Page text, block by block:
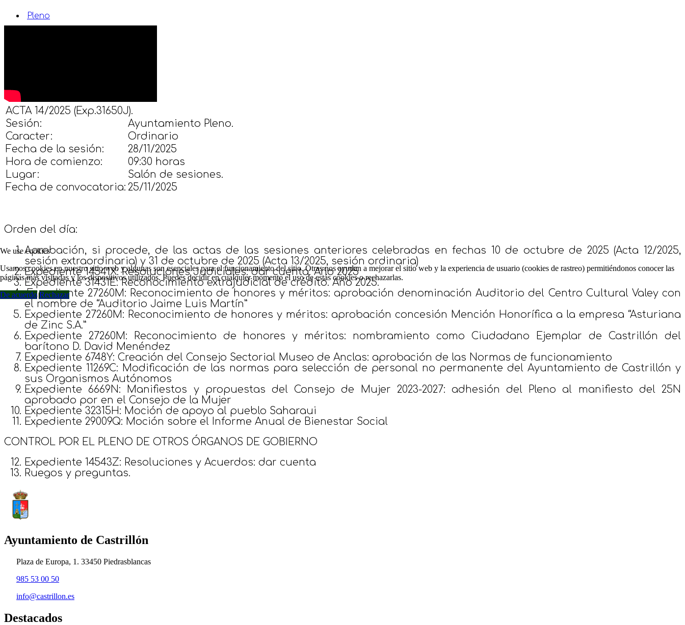
Pleno
ACTA 14/2025 (Exp.31650J).
Sesión:
Ayuntamiento Pleno.
Caracter:
Ordinario
Fecha de la sesión:
28/11/2025
Hora de comienzo:
09:30 horas
Lugar:
Salón de sesiones.
Fecha de convocatoria: 25/11/2025
Orden del día:
Aprobación, si procede, de las actas de las sesiones anteriores celebradas en fechas 10 de octubre de 2025 (Acta 12/2025,
sesión extraordinaria) y 31 de octubre de 2025 (Acta 13/2025, sesión ordinaria)
Expediente 14541X: Resoluciones Judiciales: dar cuenta: Año 2025
Expediente 31431E: Reconocimiento extrajudicial de crédito. Año 2025.
.Expediente 27260M: Reconocimiento de honores y méritos: aprobación denominación Auditorio del Centro Cultural Valey con
el nombre de “Auditorio Jaime Luis Martín”
Expediente 27260M: Reconocimiento de honores y méritos: aprobación concesión Mención Honorífica a la empresa “Asturiana
de Zinc S.A.”
Expediente 27260M: Reconocimiento de honores y méritos: nombramiento como Ciudadano Ejemplar de Castrillón del
barítono D. David Menéndez
Expediente 6748Y: Creación del Consejo Sectorial Museo de Anclas: aprobación de las Normas de funcionamiento
Expediente 11269C: Modificación de las normas para selección de personal no permanente del Ayuntamiento de Castrillón y
sus Organismos Autónomos
Expediente 6669N: Manifiestos y propuestas del Consejo de Mujer 2023-2027: adhesión del Pleno al manifiesto del 25N
aprobado por en el Consejo de la Mujer
Expediente 32315H: Moción de apoyo al pueblo Saharaui
Expediente 29009Q: Moción sobre el Informe Anual de Bienestar Social
CONTROL POR EL PLENO DE OTROS ÓRGANOS DE GOBIERNO
Expediente 14543Z: Resoluciones y Acuerdos: dar cuenta
Ruegos y preguntas.
Ayuntamiento de Castrillón
Plaza de Europa, 1. 33450 Piedrasblancas
985 53 00 50
info@castrillon.es
Destacados
We use cookies
Usamos cookies en nuestro sitio web y algunas son esenciales para el funcionamiento del sitio. Otras nos ayudan a mejorar el sitio web y la experiencia de usuario (cookies de rastreo) permitiéndonos conocer las
páginas más visitadas y los dispositivos utilizados. Puedes decidir en cualquier momento el uso de estás cookies o rechazarlas.
De acuerdo Rechazar